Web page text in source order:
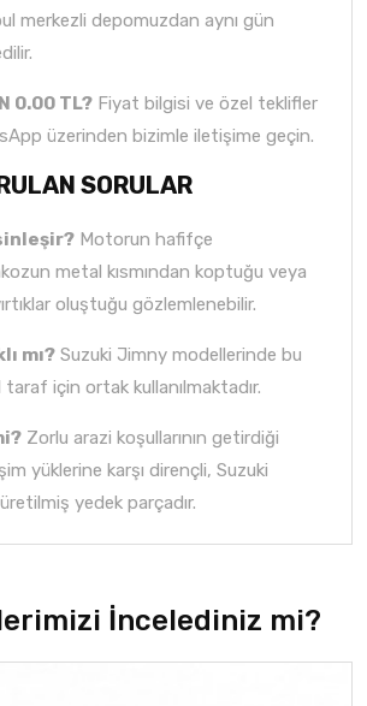
merkezli depomuzdan aynı gün
0.00 TL? Fiyat bilgisi ve özel teklifler
üzerinden bizimle iletişime geçin.
SORULAR
Motorun hafifçe
metal kısmından koptuğu veya
oluştuğu gözlemlenebilir.
mı? Suzuki Jimny modellerinde bu
için ortak kullanılmaktadır.
Zorlu arazi koşullarının getirdiği
yüklerine karşı dirençli, Suzuki
yedek parçadır.
İncelediniz mi?